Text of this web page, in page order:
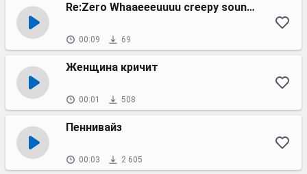
Re:Zero Whaaeeeuuuu creepy sound effect
00:09 69
Женщина кричит
00:01 508
Пеннивайз
00:03 2 605